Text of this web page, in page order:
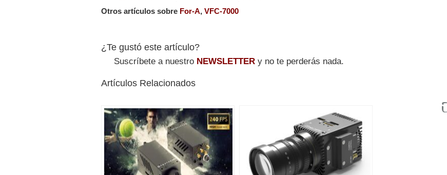
Otros artículos sobre For-A, VFC-7000
¿Te gustó este artículo?
Suscríbete a nuestro NEWSLETTER y no te perderás nada.
Artículos Relacionados